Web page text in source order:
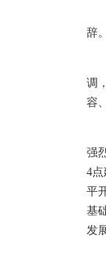
辞。
调
容
强
4
平
基
发